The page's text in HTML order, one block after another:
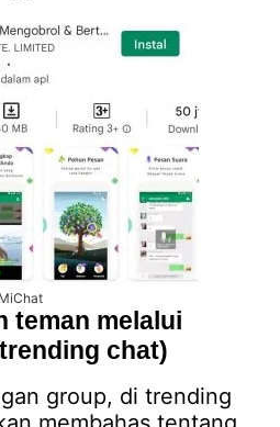
teman melalui
chat)
group, di trending